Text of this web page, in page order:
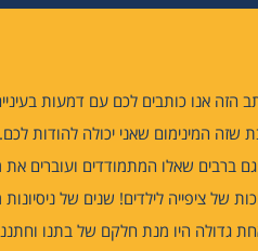
הזה אנו כותבים לכם עם דמעות
שזה המינימום שאני יכולה להודות לכם.
ברבים שאלו המתמודדים ועוברים
של ציפייה לילדים! שנים של
גדולה היו מנת חלקם של בתנו